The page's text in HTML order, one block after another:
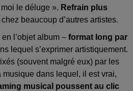
le déluge ». Refrain plus
chez beaucoup d’autres artistes.
l’objet album – format long par
lequel s’exprimer artistiquement.
(souvent malgré eux) par les
musique dans lequel, il est vrai,
musical poussent au clic